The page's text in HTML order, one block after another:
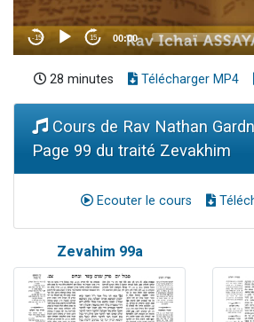
28 minutes Télécharger MP4
Cours de Rav Nathan
Page 99 du traité Zevakhim
Ecouter le cours
Zevahim 99a